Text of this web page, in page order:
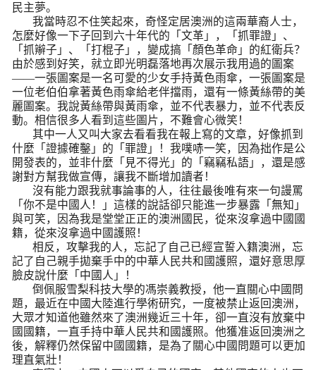
民主夢。
我當時忍不住笑起來，奇怪定居澳洲的這兩華裔人士，
怎麼好像一下子回到六十年代的「文革」，「抓罪證」、
「抓辮子」、「打棍子」，變成搞「顏色革命」的紅衛兵？
由於感到好笑，就立即光明磊落地再次展示我用過的圖案
——一張圖案是一名可愛的少女手持黃色雨傘，一張圖案是
一位老伯伯拿著黃色雨傘給老伴擋雨，還有一條黃絲帶的美
麗圖案。我說黃絲帶與黃雨傘，並不代表暴力，並不代表反
動。相信很多人看到這些圖片，不難會心微笑！
其中一人又叫大家去看看我在報上寫的文章，好像抓到
什麼「證據確鑿」的「罪證」！我噗哧一笑，因為拙作是公
開發表的，並非什麼「見不得光」的「竊竊私語」，還是感
謝對方幫我做宣傳，讓我不斷增加讀者！
沒有能力跟我就事論事的人，往往最後唯有來一句謾罵
「你不是中國人！」這樣的說話卻只能進一步暴露「無知」
與可笑，因為我是堂堂正正的澳洲國民，從來沒拿過中國國
籍，從來沒拿過中國護照！
相反，攻擊我的人，忘記了自己已經宣誓入籍澳洲，忘
記了自己親手拋棄手中的中華人民共和國護照，還好意思厚
臉皮說什麼「中國人」！
倒佩服雪梨科技大學的馮崇義教授，他一直關心中國問
題，最近在中國大陸進行學術研究，一度被禁止返回澳洲，
大眾才知道他雖然來了澳洲幾近三十年，卻一直沒有放棄中
國國籍，一直手持中華人民共和國護照。他獲准返回澳洲之
後，解釋仍然保留中國國籍，是為了關心中國問題可以更加
理直氣壯！